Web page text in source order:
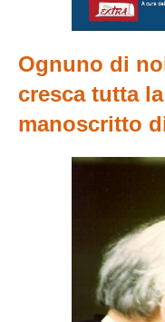
Ognuno di
cresca tutta
manoscritto